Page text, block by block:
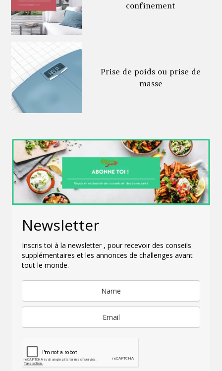
confinement
Prise de poids ou prise de
masse
Newsletter
Inscris toi à la newsletter , pour recevoir des conseils
supplémentaires et les annonces de challenges avant
tout le monde.